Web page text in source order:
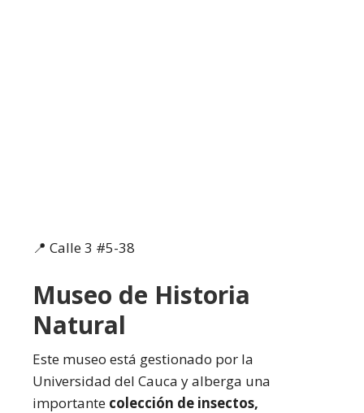
📍 Calle 3 #5-38
Museo de Historia
Natural
Este museo está gestionado por la
Universidad del Cauca y alberga una
importante colección de insectos,